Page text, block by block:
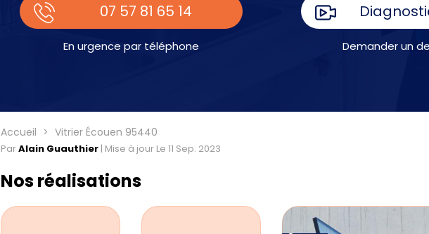
07 57 81 65 14
En urgence par téléphone Demander un
Accueil Vitrier Écouen 95440
ParAlain Guauthier | Mise à jour Le 11 Sep. 2023
Nos réalisations